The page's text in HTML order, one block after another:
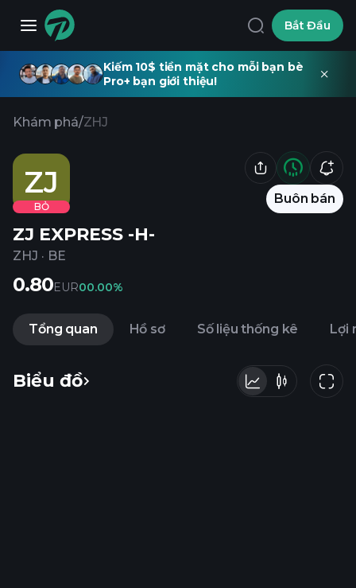
Bắt Đầu
Kiếm 10$ tiền mặt cho mỗi bạn bè
Pro+ bạn giới thiệu!
Khám phá/ZHJ
ZJ
BỎ
Buôn bán
ZJ EXPRESS -H-
ZHJ · BE
0.80EUR00.00%
Tổng quan Hồ sơ Số liệu thống kê Lợi
Biểu đồ